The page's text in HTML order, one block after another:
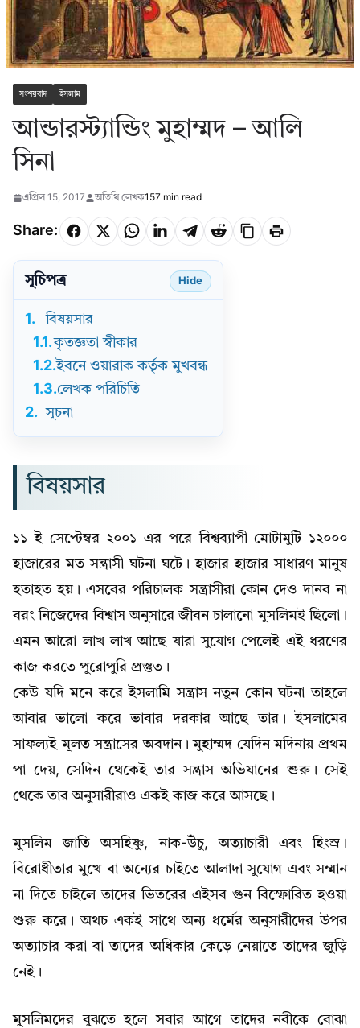
সংশয়বাদ ইসলাম
আন্ডারস্ট্যান্ডিং মুহাম্মদ – আলি
সিনা
এপ্রিল 15, 2017 অতিথি লেখক157 min read
Share:
সূচিপত্র Hide
1.
বিষয়সার
1.1.কৃতজ্ঞতা স্বীকার
1.2.ইবনে ওয়ারাক কর্তৃক মুখবন্ধ
1.3.লেখক পরিচিতি
2.
সূচনা
বিষয়সার
১১ ই সেপ্টেম্বর ২০০১ এর পরে বিশ্বব্যাপী মোটামুটি ১২০০০
হাজারের মত সন্ত্রাসী ঘটনা ঘটে। হাজার হাজার সাধারণ মানুষ
হতাহত হয়। এসবের পরিচালক সন্ত্রাসীরা কোন দেও দানব না
বরং নিজেদের বিশ্বাস অনুসারে জীবন চালানো মুসলিমই ছিলো।
এমন আরো লাখ লাখ আছে যারা সুযোগ পেলেই এই ধরণের
কাজ করতে পুরোপুরি প্রস্তুত।
কেউ যদি মনে করে ইসলামি সন্ত্রাস নতুন কোন ঘটনা তাহলে
আবার ভালো করে ভাবার দরকার আছে তার। ইসলামের
সাফল্যই মূলত সন্ত্রাসের অবদান। মুহাম্মদ যেদিন মদিনায় প্রথম
পা দেয়, সেদিন থেকেই তার সন্ত্রাস অভিযানের শুরু। সেই
থেকে তার অনুসারীরাও একই কাজ করে আসছে।
মুসলিম জাতি অসহিষ্ণু, নাক-উঁচু, অত্যাচারী এবং হিংস্র।
বিরোধীতার মুখে বা অন্যের চাইতে আলাদা সুযোগ এবং সম্মান
না দিতে চাইলে তাদের ভিতরের এইসব গুন বিস্ফোরিত হওয়া
শুরু করে। অথচ একই সাথে অন্য ধর্মের অনুসারীদের উপর
অত্যাচার করা বা তাদের অধিকার কেড়ে নেয়াতে তাদের জুড়ি
নেই।
মুসলিমদের বুঝতে হলে সবার আগে তাদের নবীকে বোঝা